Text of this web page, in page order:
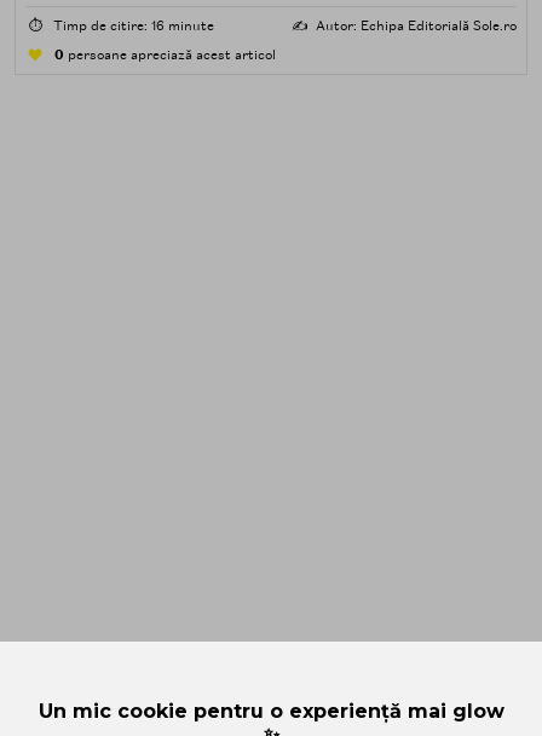
poluare. Al doilea îndepărtează impuritățile solubile în
⏱️ Timp de citire: 16 minute ✍️ Autor: Echipa Editorială Sole.ro
0 persoane apreciază acest articol
Un mic cookie pentru o experiență mai glow